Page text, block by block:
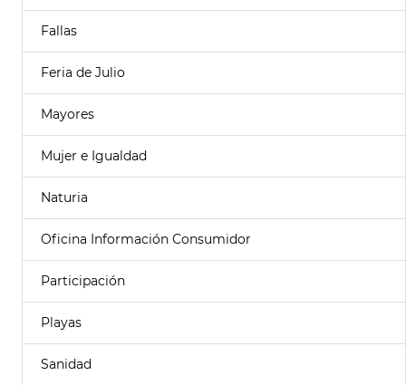
Fallas
Feria de Julio
Mayores
Mujer e Igualdad
Naturia
Oficina Información Consumidor
Participación
Playas
Sanidad